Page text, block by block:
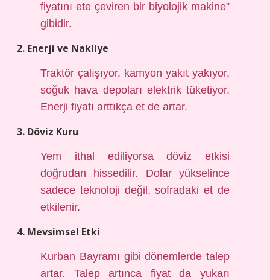
fiyatını ete çeviren bir biyolojik makine”
gibidir.
2. Enerji ve Nakliye
Traktör çalışıyor, kamyon yakıt yakıyor,
soğuk hava depoları elektrik tüketiyor.
Enerji fiyatı arttıkça et de artar.
3. Döviz Kuru
Yem ithal ediliyorsa döviz etkisi
doğrudan hissedilir. Dolar yükselince
sadece teknoloji değil, sofradaki et de
etkilenir.
4. Mevsimsel Etki
Kurban Bayramı gibi dönemlerde talep
artar. Talep artınca fiyat da yukarı